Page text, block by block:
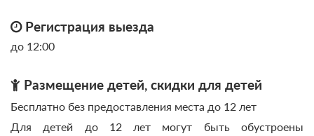
Регистрация выезда
до 12:00
Размещение детей, скидки для детей
Бесплатно без предоставления места до 12 лет
Для детей до 12 лет могут быть обустроены